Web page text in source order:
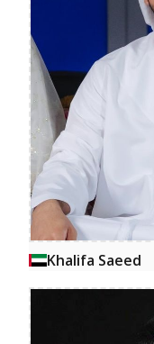
Khalifa Saeed